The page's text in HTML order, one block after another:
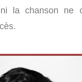
la chanson ne